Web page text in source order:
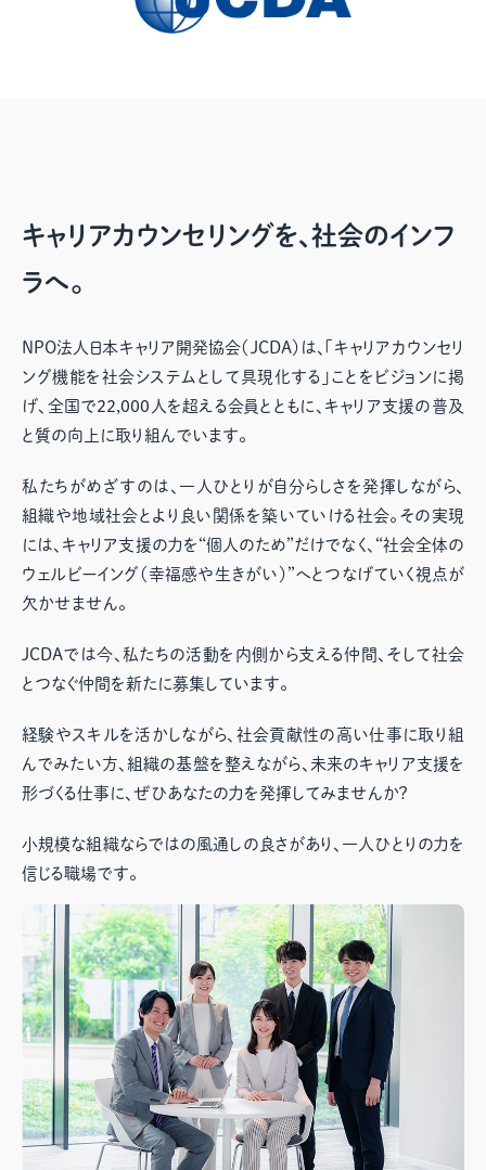
キャリアカウンセリングを、社会のインフ
ラへ。
NPO法人日本キャリア開発協会（JCDA）は、「キャリアカウンセリ
ング機能を社会システムとして具現化する」ことをビジョンに掲
げ、全国で22,000人を超える会員とともに、キャリア支援の普及
と質の向上に取り組んでいます。
私たちがめざすのは、一人ひとりが自分らしさを発揮しながら、
組織や地域社会とより良い関係を築いていける社会。その実現
には、キャリア支援の力を“個人のため”だけでなく、“社会全体の
ウェルビーイング（幸福感や生きがい）”へとつなげていく視点が
欠かせません。
JCDAでは今、私たちの活動を内側から支える仲間、そして社会
とつなぐ仲間を新たに募集しています。
経験やスキルを活かしながら、社会貢献性の高い仕事に取り組
んでみたい方、組織の基盤を整えながら、未来のキャリア支援を
形づくる仕事に、ぜひあなたの力を発揮してみませんか？
小規模な組織ならではの風通しの良さがあり、一人ひとりの力を
信じる職場です。